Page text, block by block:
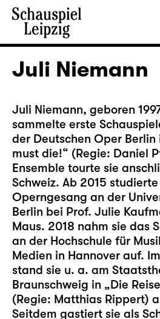
Juli Niemann
Juli Niemann, geboren
sammelte erste
der Deutschen Oper Berlin
must die!“ (Regie: Daniel
Ensemble tourte sie
Schweiz. Ab 2015
Operngesang an der
Berlin bei Prof. Julie
Maus. 2018 nahm sie das
an der Hochschule für
Medien in Hannover auf.
stand sie u. a. am
Braunschweig in „Die
(Regie: Matthias Rippert)
Seitdem gastiert sie als